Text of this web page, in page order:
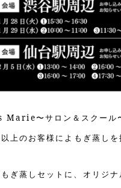
Marie〜サロン＆スクール
上のお客様によもぎ蒸しを
ぎ蒸しセットに、オリジナ